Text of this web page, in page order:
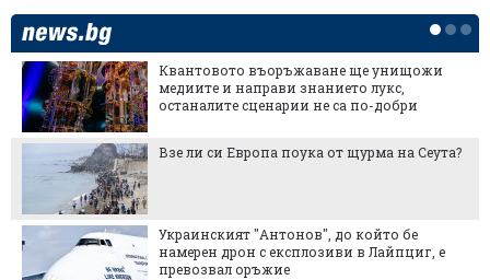
Квантовото въоръжаване ще унищожи
медиите и направи знанието лукс,
останалите сценарии не са по-добри
Взе ли си Европа поука от щурма на Сеута?
Украинският "Антонов", до който бе
намерен дрон с експлозиви в Лайпциг, е
превозвал оръжие